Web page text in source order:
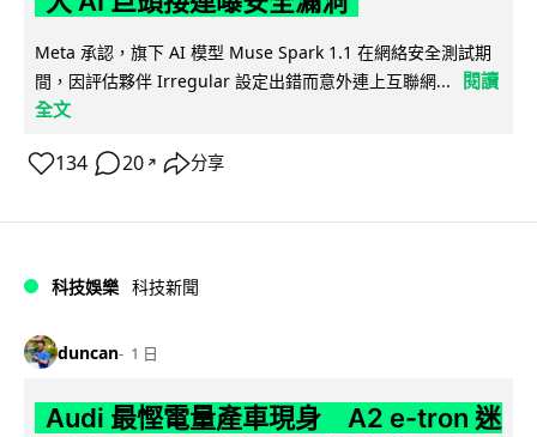
Meta 承認，旗下 AI 模型 Muse Spark 1.1 在網絡安全測試期
間，因評估夥伴 Irregular 設定出錯而意外連上互聯網...
閱讀
全文
134 20 ↗ 分享
科技娛樂 科技新聞
duncan 1 日
Audi 最慳電量產車現身 A2 e-tron 迷